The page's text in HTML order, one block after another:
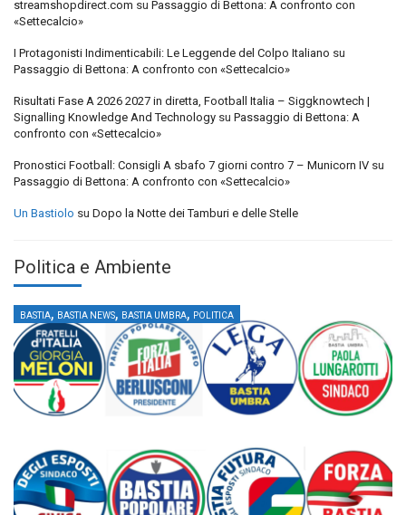
streamshopdirect.com su Passaggio di Bettona: A confronto con
«Settecalcio»
I Protagonisti Indimenticabili: Le Leggende del Colpo Italiano su
Passaggio di Bettona: A confronto con «Settecalcio»
Risultati Fase A 2026 2027 in diretta, Football Italia – Siggknowtech |
Signalling Knowledge And Technology su Passaggio di Bettona: A
confronto con «Settecalcio»
Pronostici Football: Consigli A sbafo 7 giorni contro 7 – Municorn IV su
Passaggio di Bettona: A confronto con «Settecalcio»
Un Bastiolo su Dopo la Notte dei Tamburi e delle Stelle
Politica e Ambiente
BASTIA, BASTIA NEWS, BASTIA UMBRA, POLITICA